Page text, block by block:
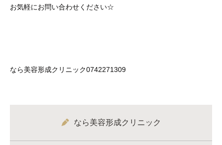
お気軽にお問い合わせください☆
なら美容形成クリニック0742271309
なら美容形成クリニック